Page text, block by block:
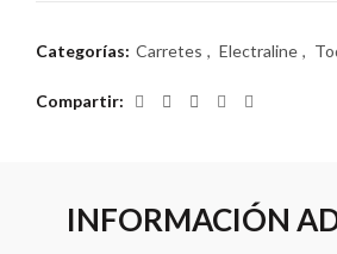
Categorías: Carretes , Electraline ,
Compartir
INFORMACIÓN